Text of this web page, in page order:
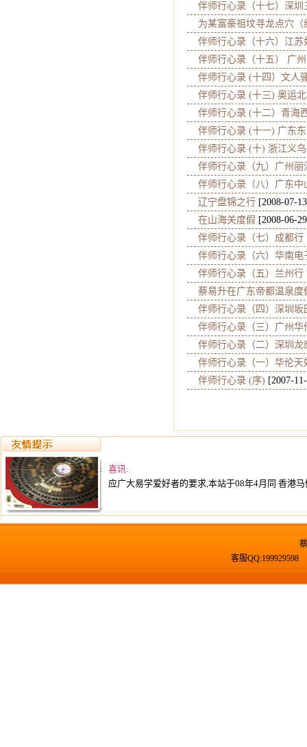
伴师行心录（十七）深圳
为某富豪祖坟寻龙点穴（
伴师行心录（十六）江苏
伴师行心录（十五） 广
伴师行心录 (十四）文人
伴师行心录 (十三) 奥运
伴师行心录 (十二）青海
伴师行心录 (十一) 广东东
伴师行心录 (十) 浙江义
伴师行心录（九）广州丽
伴师行心录（八）广东中
辽宁盘锦之行 [2008-07-
在山海关度假 [2008-06-
伴师行心录（七）成都行
伴师行心录（六）华南电
伴师行心录（五）兰州行
蔡易升在广东帝都温泉度
伴师行心录（四）深圳坂
伴师行心录（三）广州华
伴师行心录（二）深圳龙
伴师行心录（一）华伦天
伴师行心录 (序) [2007-
喜讯:
应广大易学爱好者的要求,本站于08年4月同 香港马
客服